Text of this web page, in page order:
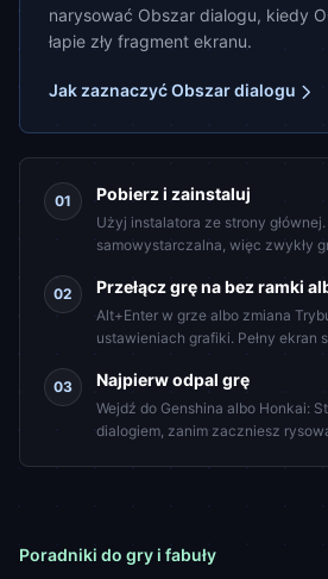
narysować Obszar dialogu, kiedy
łapie zły fragment ekranu.
Jak zaznaczyć Obszar dialogu
01 Pobierz i zainstaluj
Użyj instalatora ze strony
samowystarczalna, więc zwykły
02
Przełącz grę na bez ramki
Alt+Enter w grze albo zmiana
ustawieniach grafiki. Pełny ekran
03
Najpierw odpal grę
Wejdź do Genshina albo Honkai:
dialogiem, zanim zaczniesz
Poradniki do gry i fabuły